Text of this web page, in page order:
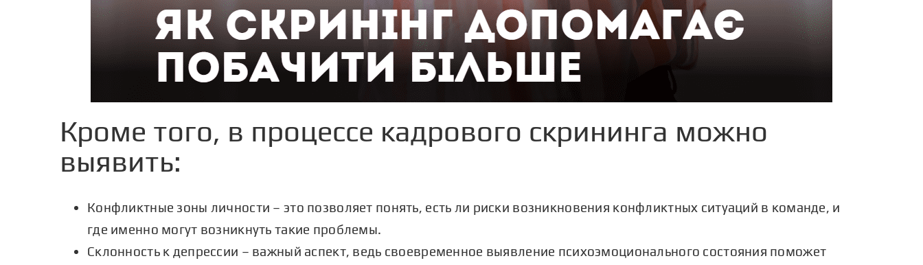
Кроме того, в процессе кадрового скрининга можно
выявить:
Конфликтные зоны личности – это позволяет понять, есть ли риски возникновения конфликтных ситуаций в команде, и
где именно могут возникнуть такие проблемы.
Склонность к депрессии – важный аспект, ведь своевременное выявление психоэмоционального состояния поможет